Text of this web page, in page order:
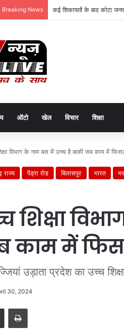
Breaking News कई शिकायतों के बाद कोटा
ऑटो खेल विचार शिक्षा
विभाग के नाम बस में उच्च है बाकी सब काम में
राज्य पेंड्रा रोड बिलासपुर भारत
शिक्षा
काम में
उड़ाता प्रदेश का उच्च
30, 2024
Share via Email Print